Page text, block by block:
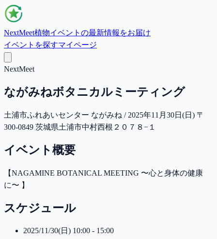
NextMeet植物イベントの最新情報をお届け
イベントを探すマイページ
NextMeet
ながみねボタニカルミーティング
土浦市ふれあいセンター ながみね / 2025年11月30日(日) 〒
300-0849 茨城県土浦市中村西根２０７８−１
イベント概要
【NAGAMINE BOTANICAL MEETING 〜心と身体の健康
に〜 】
スケジュール
2025/11/30(日) 10:00 - 15:00